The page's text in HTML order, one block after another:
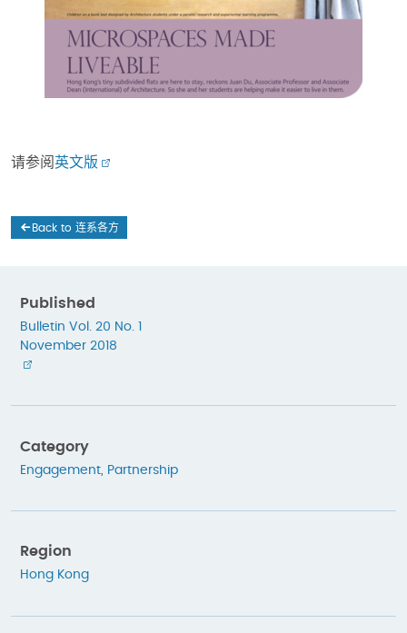
请参阅 英文版
Back to 连系各方
Published
Bulletin Vol. 20 No. 1
November 2018
Category
Engagement Partnership
Region
Hong Kong